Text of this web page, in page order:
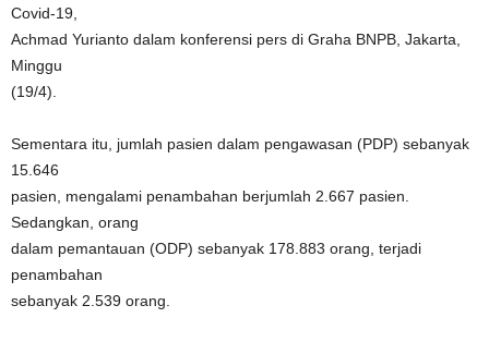
Covid-19,
Achmad Yurianto dalam konferensi pers di Graha BNPB, Jakarta,
Minggu
(19/4).
Sementara itu, jumlah pasien dalam pengawasan (PDP) sebanyak
15.646
pasien, mengalami penambahan berjumlah 2.667 pasien.
Sedangkan, orang
dalam pemantauan (ODP) sebanyak 178.883 orang, terjadi
penambahan
sebanyak 2.539 orang.